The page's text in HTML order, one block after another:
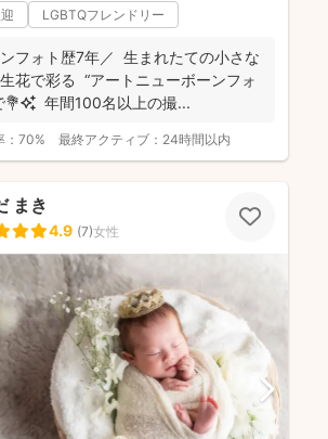
LGBTQフレンドリー
7年／ 生まれたての小さな
トニューボーンフォ
💐✨ 年間100名以上の撮...
70% 最終アクティブ： 24時間以内
まき
4.9 (7)女性